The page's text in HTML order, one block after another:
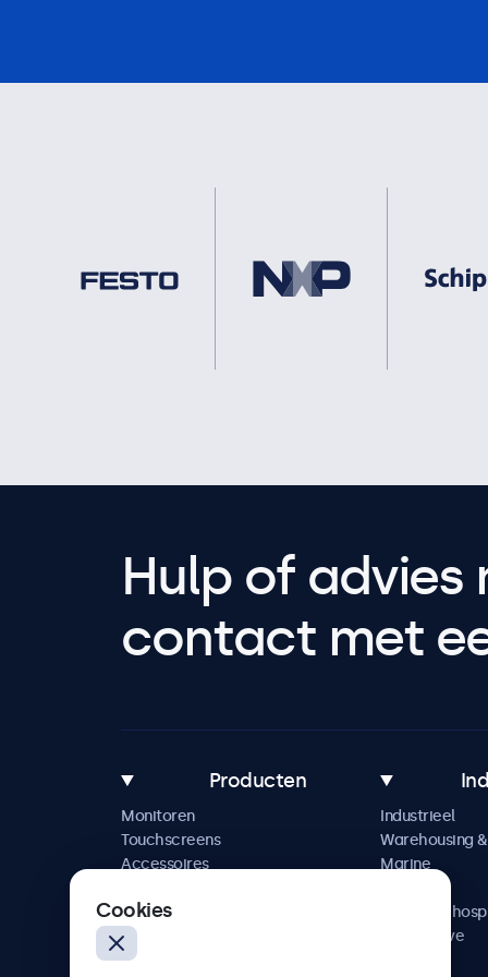
Hulp of advies
contact met
Producten
Monitoren
Touchscreens
Accessoires
Industrieel
Warehousing
Marine
Horeca &
Automotive
Cookies